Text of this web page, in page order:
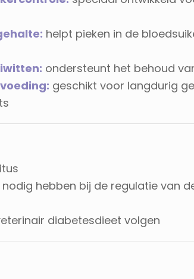
helpt pieken in de
ondersteunt het behoud
geschikt voor langdurig
hebben bij de regulatie van
diabetesdieet volgen